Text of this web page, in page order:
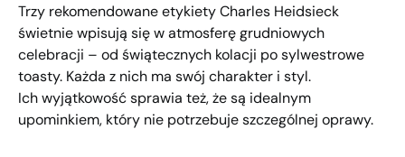
Trzy rekomendowane etykiety Charles Heidsieck
świetnie wpisują się w atmosferę grudniowych
celebracji – od świątecznych kolacji po sylwestrowe
toasty. Każda z nich ma swój charakter i styl.
Ich wyjątkowość sprawia też, że są idealnym
upominkiem, który nie potrzebuje szczególnej oprawy.